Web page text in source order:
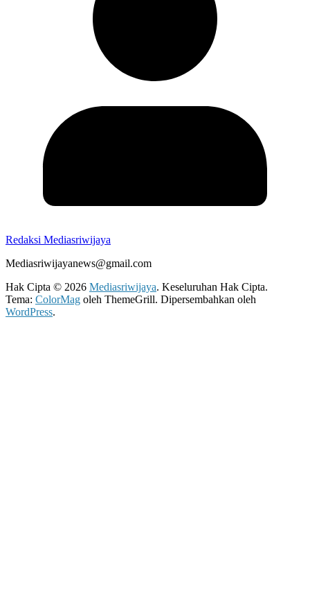
Redaksi Mediasriwijaya
Mediasriwijayanews@gmail.com
Hak Cipta © 2026 Mediasriwijaya. Keseluruhan Hak Cipta.
Tema: ColorMag oleh ThemeGrill. Dipersembahkan oleh
WordPress.